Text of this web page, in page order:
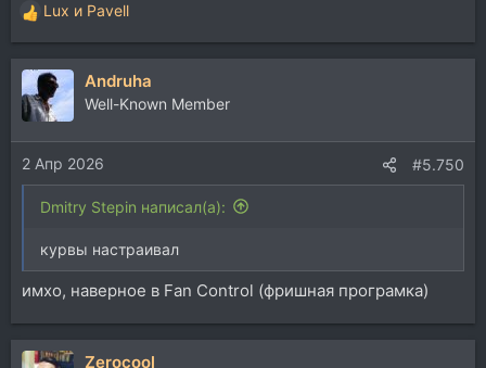
Р
е
а
ц
и
и
:
Lux и Pavell
Andruha
Well-Known Member
2 Апр 2026 #5.750
Dmitry Stepin написал(а):
курвы настраивал
имхо, наверное в Fan Control (фришная програмка)
Zerocool